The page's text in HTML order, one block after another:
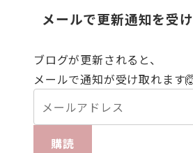
メールで更新通知を受
ブログが更新されると、
メールで通知が受け取れます
購読